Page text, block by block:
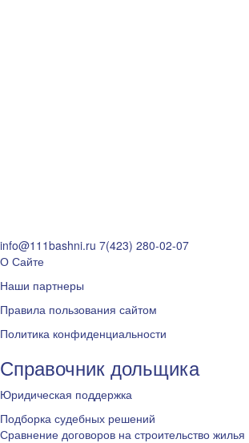
info@111bashni.ru 7(423) 280-02-07
О Сайте
Наши партнеры
Правила пользования сайтом
Политика конфиденциальности
Справочник дольщика
Юридическая поддержка
Подборка судебных решений
Сравнение договоров на строительство жилья